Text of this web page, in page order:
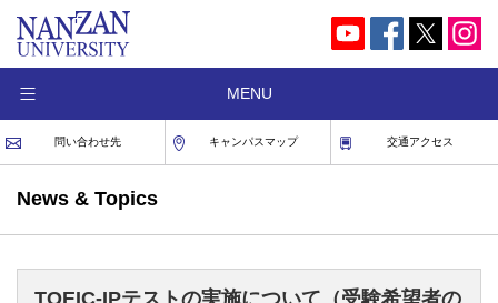
MENU
問い合わせ先 キャンパスマップ 交通アクセス
News & Topics
TOEIC-IPテストの実施について（受験希望者の